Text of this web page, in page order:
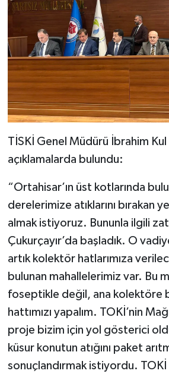
TİSKİ Genel Müdürü İbrahim Kul
açıklamalarda bulundu:
“Ortahisar’ın üst kotlarında
derelerimize atıklarını bırakan
almak istiyoruz. Bununla ilgili
Çukurçayır’da başladık. O
artık kolektör hatlarımıza
bulunan mahallelerimiz var. Bu
foseptikle değil, ana kolektöre
hattımızı yapalım. TOKİ’nin
proje bizim için yol gösterici
küsur konutun atığını paket
sonuçlandırmak istiyordu.